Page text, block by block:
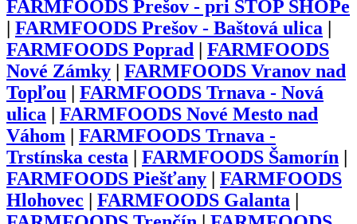
FARMFOODS Prešov - pri STOP SHOPe
FARMFOODS Prešov - Baštová ulica
FARMFOODS Poprad
FARMFOODS
Nové Zámky
FARMFOODS Vranov nad
Topľou
FARMFOODS Trnava - Nová
ulica
FARMFOODS Nové Mesto nad
Váhom
FARMFOODS Trnava -
Trstínska cesta
FARMFOODS Šamorín
FARMFOODS Piešťany
FARMFOODS
Hlohovec
FARMFOODS Galanta